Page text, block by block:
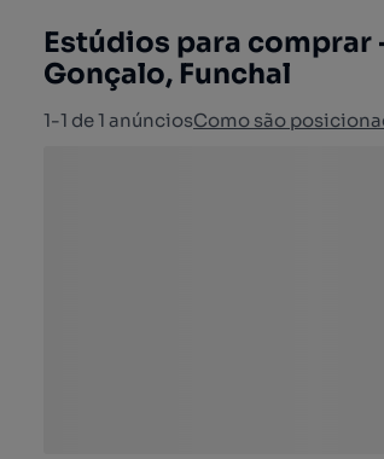
Estúdios para comprar
Gonçalo, Funchal
1-1 de 1 anúnciosComo são